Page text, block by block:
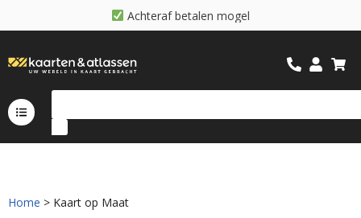
Achteraf betalen mogel
Home > Kaart op Maat